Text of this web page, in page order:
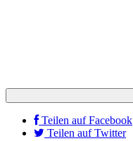
Teilen auf Facebook
Teilen auf Twitter